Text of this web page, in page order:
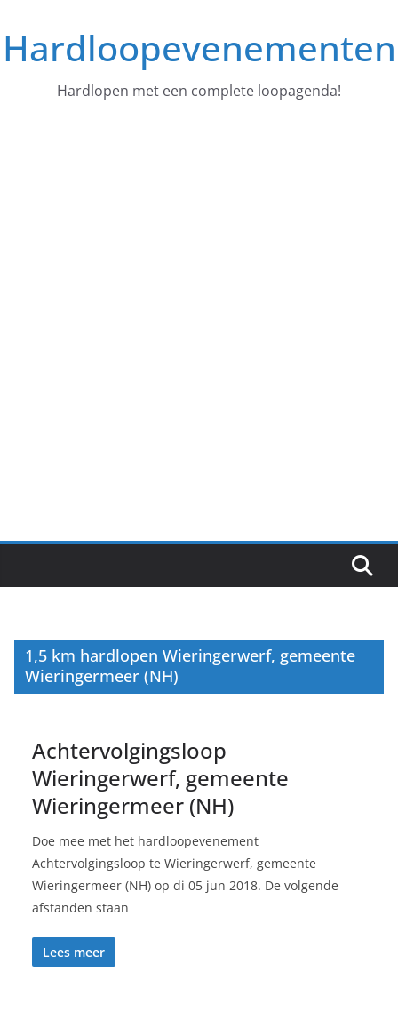
naar
deHardloopevenementen
Hardlopen met een complete loopagenda!
1,5 km hardlopen Wieringerwerf, gemeente
Wieringermeer (NH)
Achtervolgingsloop
Wieringerwerf, gemeente
Wieringermeer (NH)
Doe mee met het hardloopevenement
Achtervolgingsloop te Wieringerwerf, gemeente
Wieringermeer (NH) op di 05 jun 2018. De volgende
afstanden staan
Lees meer